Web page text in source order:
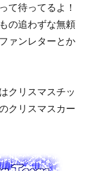
て待ってるよ！
の追わずな無頼
ァンレターとか
クリスマスチッ
クリスマスカー